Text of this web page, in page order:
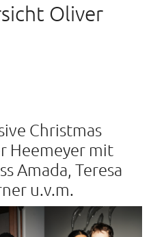
Oliver
Christmas
Heemeyer mit
Amada, Teresa
u.v.m.